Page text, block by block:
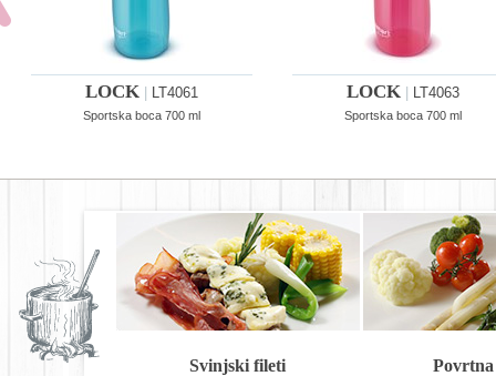
LOCK LT4061
Sportska boca 700 ml
LOCK LT4063
Sportska boca 700 ml
Svinjski fileti